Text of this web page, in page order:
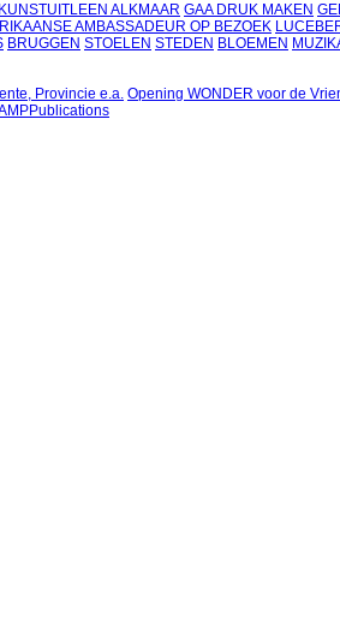
ALKMAAR GAA DRUK MAKEN
AMBASSADEUR OP BEZOEK
BRUGGEN STOELEN STEDEN BLOEMEN
Provincie e.a. Opening WONDER voor de
Publications